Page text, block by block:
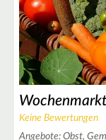
Keine Bewertungen
Angebote: Obst,
3